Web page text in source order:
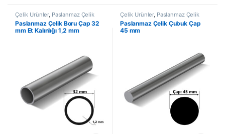
Çelik Ürünler, Paslanmaz Çelik
Boru
Paslanmaz Çelik Boru Çap 32
mm Et Kalınlığı 1,2 mm
Çelik Ürünler, Paslanmaz Çelik
Çubuk
Paslanmaz Çelik Çubuk Çap
45 mm